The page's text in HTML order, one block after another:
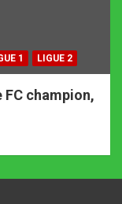
1 LIGUE 2
FC champion,